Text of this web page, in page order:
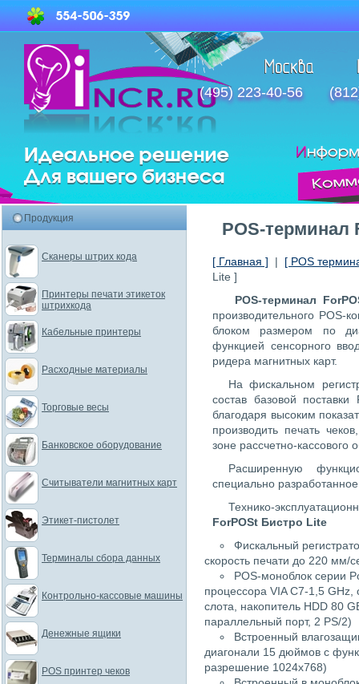
(495) 223-40-56
POS-терминал
[ Главная ] | [ POS
Lite ]
POS-терминал
производительного POS-
блоком размером по
функцией сенсорного
ридера магнитных карт.
На фискальном
состав базовой
благодаря высоким
производить печать
зоне рассчетно-кассового
Расширенную
специально
Технико-
ForPOSt Бистро Lite
Фискальный
скорость печати до 220 мм/
POS-моноблок серии
процессора VIA C7-1,5
слота, накопитель HDD 80
параллельный порт, 2 PS/2)
Встроенный
диагонали 15 дюймов с
разрешение 1024х768)
Продукция
Сканеры штрих кода
Принтеры печати этикеток
штрихкода
Кабельные принтеры
Расходные материалы
Торговые весы
Банковское оборудование
Считыватели магнитных карт
Этикет-пистолет
Терминалы сбора данных
Контрольно-кассовые машины
Денежные ящики
POS принтер чеков